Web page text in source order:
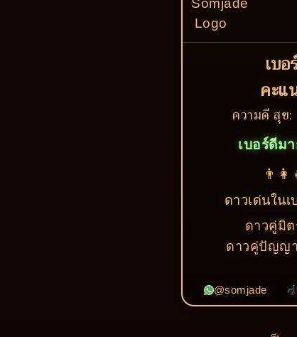
เบ
คะ
ความดี สุข
เบอร์ดีม
ดาวเด่นใน
ดาวคู่มิต
ดาวคู่ปัญญา
@somjade